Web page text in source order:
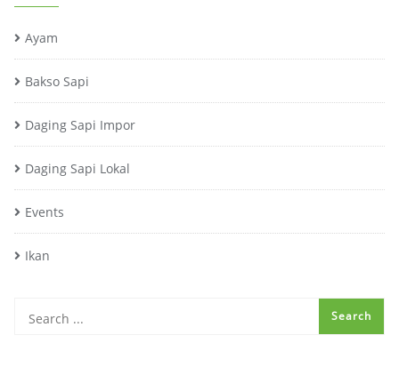
Ayam
Bakso Sapi
Daging Sapi Impor
Daging Sapi Lokal
Events
Ikan